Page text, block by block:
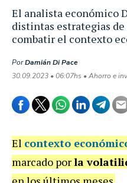
El analista económico
distintas estrategias
combatir el contexto
PorDamián Di Pace
30.09.2023 • 06:07hs • Ahorro e
El contexto
marcado porla